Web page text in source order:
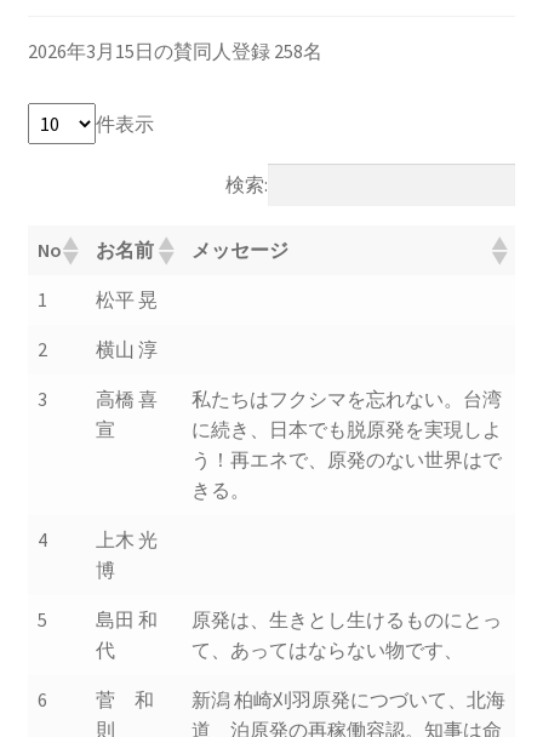
2014.3.16 第３回原発ゼロへのカウントダウンinかわ
2014.10.13 「今こそ９条inかわさき」大集会 第二分
科会【原発は人権問題だ】 福島からの発言
2022.3.13 第11回原発ゼロへのカウントダウンinかわ
さき 集会
き 集会
2016.1.31 日本と原発上映会＆講演会
2016.3 .13 第5回原発ゼロへのカウントダウンinかわさ
2017.3.12 第6回原発ゼロへのカウントダウンinかわさ
き 集会
さき集会
2026年3月15日の賛同人登録 258名
件表示
検索:
No お名前 メッセージ
1 松平 晃
2 横山 淳
3
高橋 喜
宣
私たちはフクシマを忘れない。台湾
に続き、日本でも脱原発を実現しよ
う！再エネで、原発のない世界はで
きる。
4
上木 光
博
5
島田 和
代
原発は、生きとし生けるものにとっ
て、あってはならない物です、
6
菅 和
則
新潟 柏崎刈羽原発につづいて、北海
道 泊原発の再稼働容認。知事は命